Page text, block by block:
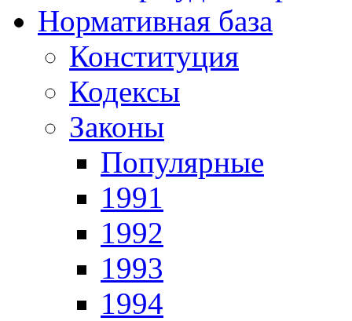
Нормативная база
Конституция
Кодексы
Законы
Популярные
1991
1992
1993
1994